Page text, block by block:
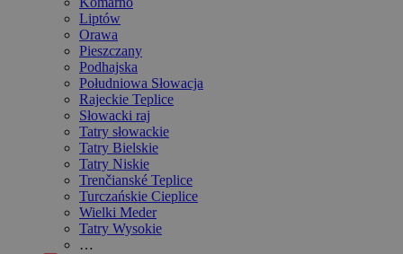
Liptów
Orawa
Pieszczany
Podhajska
Południowa Słowacja
Rajeckie Teplice
Słowacki raj
Tatry słowackie
Tatry Bielskie
Tatry Niskie
Trenčianské Teplice
Turczańskie Cieplice
Wielki Meder
Tatry Wysokie
…